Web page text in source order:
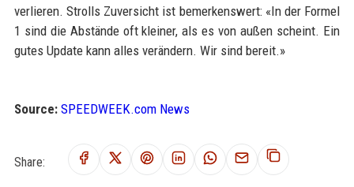
verlieren. Strolls Zuversicht ist bemerkenswert: «In der Formel
1 sind die Abstände oft kleiner, als es von außen scheint. Ein
gutes Update kann alles verändern. Wir sind bereit.»
Source: SPEEDWEEK.com News
Share: